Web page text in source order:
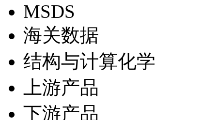
MSDS
海关数据
结构与计算化学
上游产品
下游产品